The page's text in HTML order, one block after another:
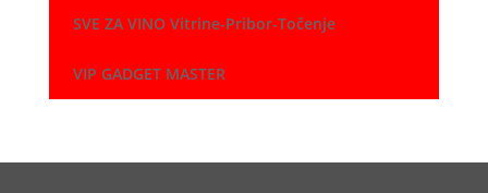
SVE ZA VINO Vitrine-Pribor-Točenje
VIP GADGET MASTER